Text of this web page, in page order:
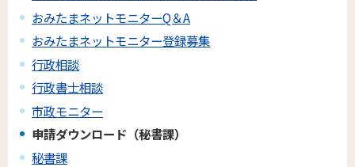
おみたまネットモニターQ＆A
おみたまネットモニター登録募集
行政相談
行政書士相談
市政モニター
申請ダウンロード（秘書課）
秘書課